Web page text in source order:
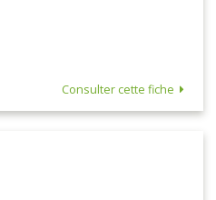
Consulter cette fiche